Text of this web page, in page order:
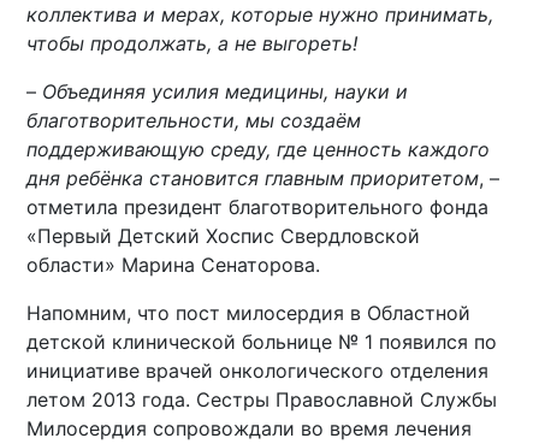
коллектива и мерах, которые нужно принимать,
чтобы продолжать, а не выгореть!
– Объединяя усилия медицины, науки и
благотворительности, мы создаём
поддерживающую среду, где ценность каждого
дня ребёнка становится главным приоритетом, –
отметила президент благотворительного фонда
«Первый Детский Хоспис Свердловской
области» Марина Сенаторова.
Напомним, что пост милосердия в Областной
детской клинической больнице № 1 появился по
инициативе врачей онкологического отделения
летом 2013 года. Сестры Православной Службы
Милосердия сопровождали во время лечения